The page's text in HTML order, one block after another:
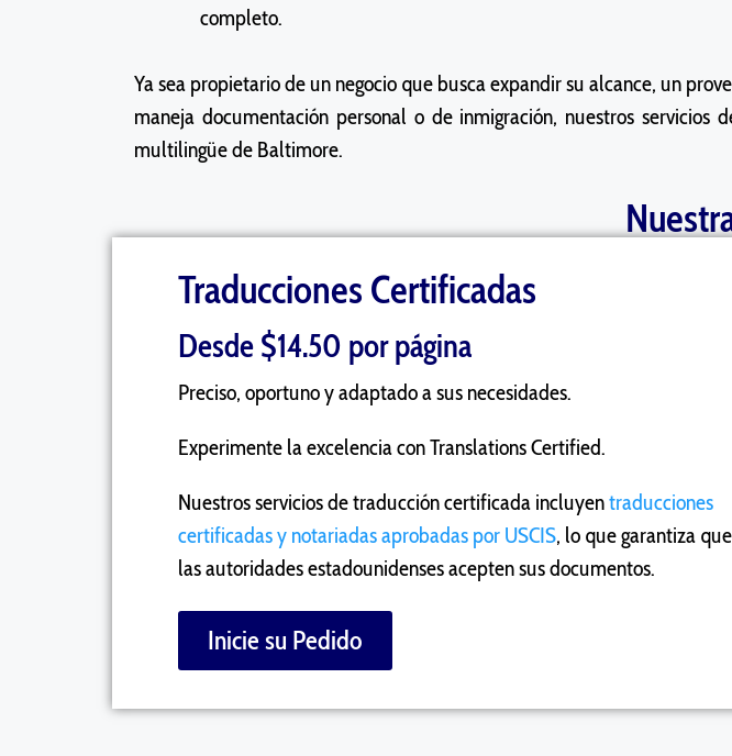
completo.
Ya sea propietario de un negocio que busca expandir su alcance, un
maneja documentación personal o de inmigración, nuestros
multilingüe de Baltimore.
Traducciones Certificadas
Desde $14.50 por página
Preciso, oportuno y adaptado a sus necesidades.
Experimente la excelencia con Translations Certified.
Nuestros servicios de traducción certificada incluyentraducciones
certificadas y notariadas aprobadas por USCIS, lo que garantiza que
las autoridades estadounidenses acepten sus documentos.
Inicie su Pedido